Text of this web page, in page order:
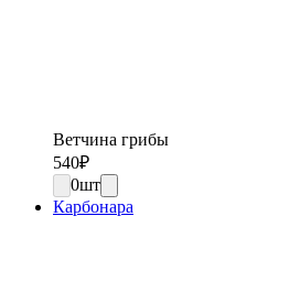
Ветчина грибы
540₽
0шт
Карбонара